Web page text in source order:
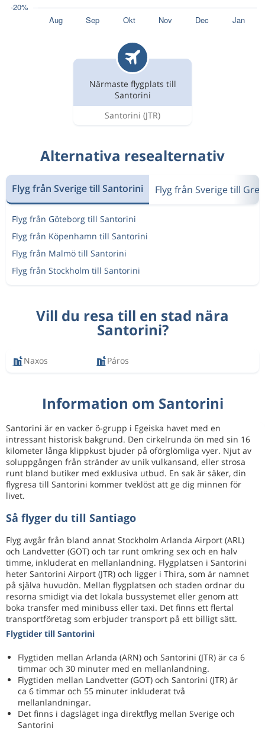
Närmaste flygplats till
Santorini
Santorini (JTR)
Alternativa resealternativ
Flyg från Sverige till Santorini Flyg från Sverige till
Flyg från Göteborg till Santorini
Flyg från Köpenhamn till Santorini
Flyg från Malmö till Santorini
Flyg från Stockholm till Santorini
Vill du resa till en stad nära
Santorini?
Naxos Páros
Information om Santorini
Santorini är en vacker ö-grupp i Egeiska havet med en
intressant historisk bakgrund. Den cirkelrunda ön med sin 16
kilometer långa klippkust bjuder på oförglömliga vyer. Njut av
soluppgången från stränder av unik vulkansand, eller strosa
runt bland butiker med exklusiva utbud. En sak är säker, din
flygresa till Santorini kommer tveklöst att ge dig minnen för
livet.
Så flyger du till Santiago
Flyg avgår från bland annat Stockholm Arlanda Airport (ARL)
och Landvetter (GOT) och tar runt omkring sex och en halv
timme, inkluderat en mellanlandning. Flygplatsen i Santorini
heter Santorini Airport (JTR) och ligger i Thira, som är namnet
på själva huvudön. Mellan flygplatsen och staden ordnar du
resorna smidigt via det lokala bussystemet eller genom att
boka transfer med minibuss eller taxi. Det finns ett flertal
transportföretag som erbjuder transport på ett billigt sätt.
Flygtider till Santorini
Flygtiden mellan Arlanda (ARN) och Santorini (JTR) är ca 6
timmar och 30 minuter med en mellanlandning.
Flygtiden mellan Landvetter (GOT) och Santorini (JTR) är
ca 6 timmar och 55 minuter inkluderat två
mellanlandningar.
Det finns i dagsläget inga direktflyg mellan Sverige och
Santorini